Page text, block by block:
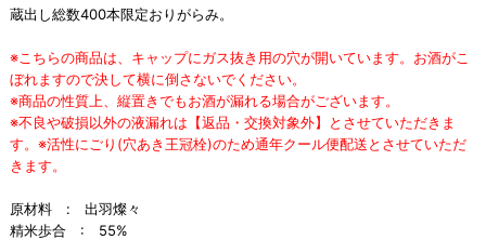
蔵出し総数400本限定おりがらみ。
※こちらの商品は、キャップにガス抜き用の穴が開いています。お酒がこ
ぼれますので決して横に倒さないでください。
※商品の性質上、縦置きでもお酒が漏れる場合がございます。
※不良や破損以外の液漏れは【返品・交換対象外】とさせていただきま
す。※活性にごり(穴あき王冠栓)のため通年クール便配送とさせていただ
きます。
原材料 : 出羽燦々
精米歩合 : 55%